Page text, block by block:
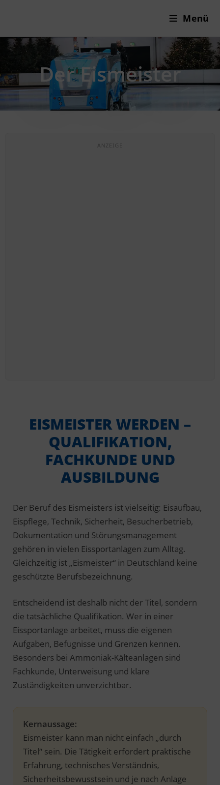
Menü
Der Eismeister
ANZEIGE
EISMEISTER WERDEN –
QUALIFIKATION,
FACHKUNDE UND
AUSBILDUNG
Der Beruf des Eismeisters ist vielseitig: Eisaufbau,
Eispflege, Technik, Sicherheit, Besucherbetrieb,
Dokumentation und Störungsmanagement
gehören in vielen Eissportanlagen zum Alltag.
Gleichzeitig ist „Eismeister“ in Deutschland keine
geschützte Berufsbezeichnung.
Entscheidend ist deshalb nicht der Titel, sondern
die tatsächliche Qualifikation. Wer in einer
Eissportanlage arbeitet, muss die eigenen
Aufgaben, Befugnisse und Grenzen kennen.
Besonders bei Ammoniak-Kälteanlagen sind
Fachkunde, Unterweisung und klare
Zuständigkeiten unverzichtbar.
Kernaussage:
Eismeister kann man nicht einfach „durch
Titel“ sein. Die Tätigkeit erfordert praktische
Erfahrung, technisches Verständnis,
Sicherheitsbewusstsein und je nach Anlage